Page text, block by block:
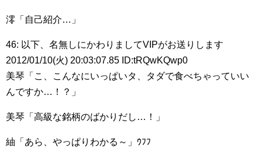
澪「自己紹介…」
46: 以下、名無しにかわりましてVIPがお送りします
2012/01/10(火) 20:03:07.85 ID:tRQwKQwp0
美琴「こ、こんなにいっぱいタ、タダで食べちゃっていい
んですか…！？」
美琴「高級な銘柄のばかりだし…！」
紬「あら、やっぱりわかる～」ｳﾌﾌ